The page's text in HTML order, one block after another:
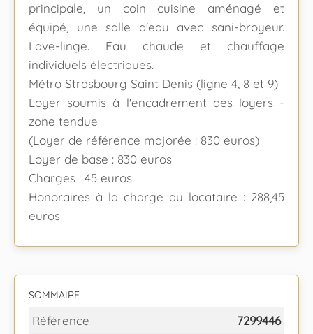
principale, un coin cuisine aménagé et
équipé, une salle d'eau avec sani-broyeur.
Lave-linge. Eau chaude et chauffage
individuels électriques.
Métro Strasbourg Saint Denis (ligne 4, 8 et 9)
Loyer soumis à l'encadrement des loyers -
zone tendue
(Loyer de référence majorée : 830 euros)
Loyer de base : 830 euros
Charges : 45 euros
Honoraires à la charge du locataire : 288,45
euros
SOMMAIRE
Référence
7299446